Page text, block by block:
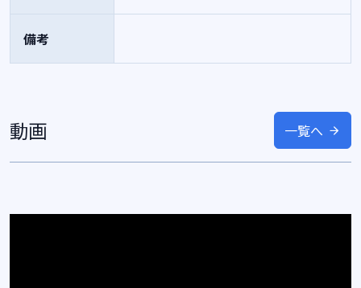
備考
動画 一覧へ